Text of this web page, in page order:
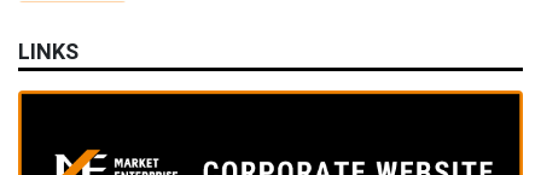
LINKS